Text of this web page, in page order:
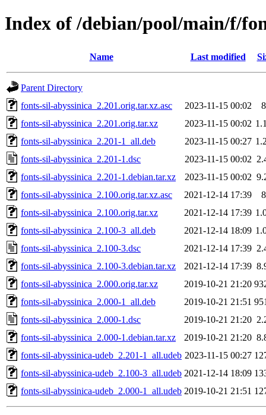
Index of /debian/pool/main/f/
Name Last modified
Parent Directory
fonts-sil-abyssinica_2.201.orig.tar.xz.asc
2023-11-15 00:02
fonts-sil-abyssinica_2.201.orig.tar.xz
2023-11-15 00:02
fonts-sil-abyssinica_2.201-1_all.deb
2023-11-15 00:27
fonts-sil-abyssinica_2.201-1.dsc
2023-11-15 00:02
fonts-sil-abyssinica_2.201-1.debian.tar.xz
2023-11-15 00:02
fonts-sil-abyssinica_2.100.orig.tar.xz.asc
2021-12-14 17:39
fonts-sil-abyssinica_2.100.orig.tar.xz
2021-12-14 17:39
fonts-sil-abyssinica_2.100-3_all.deb
2021-12-14 18:09
fonts-sil-abyssinica_2.100-3.dsc
2021-12-14 17:39
fonts-sil-abyssinica_2.100-3.debian.tar.xz
2021-12-14 17:39
fonts-sil-abyssinica_2.000.orig.tar.xz
2019-10-21 21:20
fonts-sil-abyssinica_2.000-1_all.deb
2019-10-21 21:51
fonts-sil-abyssinica_2.000-1.dsc
2019-10-21 21:20
fonts-sil-abyssinica_2.000-1.debian.tar.xz
2019-10-21 21:20
fonts-sil-abyssinica-udeb_2.201-1_all.udeb 2023-11-15 00:27
fonts-sil-abyssinica-udeb_2.100-3_all.udeb 2021-12-14 18:09
fonts-sil-abyssinica-udeb_2.000-1_all.udeb 2019-10-21 21:51